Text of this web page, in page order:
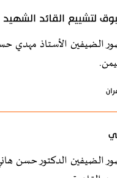
لتشييع القائد
الأستاذ مهدي
الضيفين الدكتور حسن